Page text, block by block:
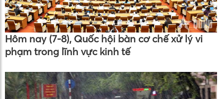
Hôm nay (7-8), Quốc hội bàn cơ chế xử lý vi
phạm trong lĩnh vực kinh tế